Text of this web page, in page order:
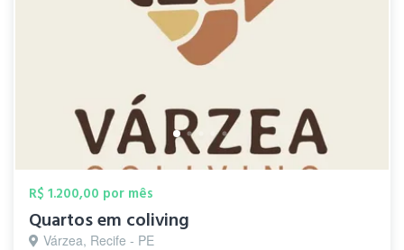
R$ 1.200,00 por mês
Quartos em coliving
Várzea, Recife - PE